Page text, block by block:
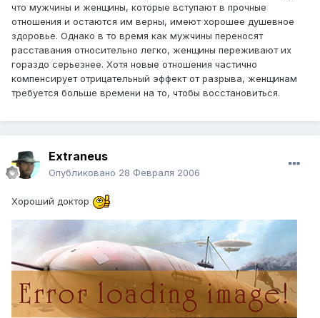
что мужчины и женщины, которые вступают в прочные
отношения и остаются им верны, имеют хорошее душевное
здоровье. Однако в то время как мужчины переносят
расставания относительно легко, женщины переживают их
гораздо серьезнее. Хотя новые отношения частично
компенсирует отрицательный эффект от разрыва, женщинам
требуется больше времени на то, чтобы восстановиться.
Extraneus
Опубликовано 28 Февраля 2006
Хороший доктор